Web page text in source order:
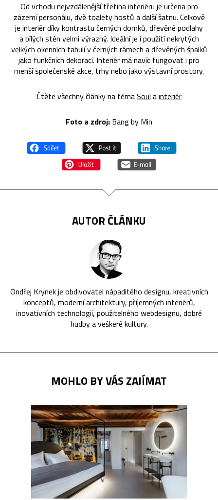
Od vchodu nejvzdálenější třetina interiéru je určena pro
zázemí personálu, dvě toalety hostů a další šatnu. Celkově
je interiér díky kontrastu černých domků, dřevěné podlahy
a bílých stěn velmi výrazný. Ideální je i použití nekrytých
velkých okenních tabulí v černých rámech a dřevěných špalků
jako funkčních dekorací. Interiér má navíc fungovat i pro
menší společenské akce, trhy nebo jako výstavní prostory.
Čtěte všechny články na témaSoul ainteriér
Foto a zdroj: Bang by Min
AUTOR ČLÁNKU
Ondřej Krynek je obdivovatel nápaditého designu, kreativních
konceptů, moderní architektury, příjemných interiérů,
inovativních technologií, použitelného webdesignu, dobré
hudby a veškeré kultury.
MOHLO BY VÁS ZAJÍMAT